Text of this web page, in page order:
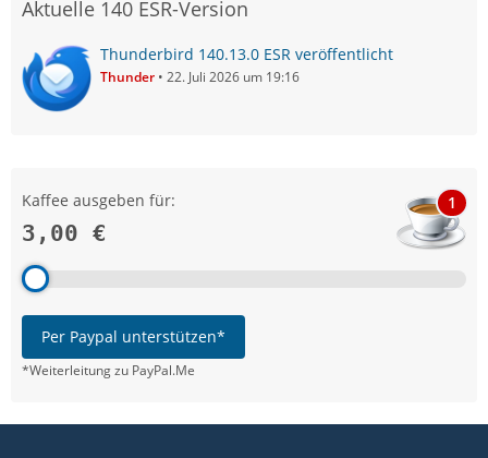
Aktuelle 140 ESR-Version
Thunderbird 140.13.0 ESR veröffentlicht
Thunder 22. Juli 2026 um 19:16
Kaffee ausgeben für:
3,00 €
1
Per Paypal unterstützen*
*Weiterleitung zu PayPal.Me